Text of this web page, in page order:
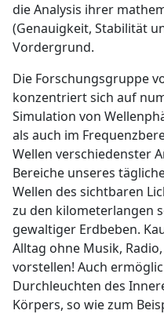
die Analysis ihrer
(Genauigkeit, Stabilität
Vordergrund.
Die Forschungsgruppe
konzentriert sich auf
Simulation von
als auch im
Wellen verschiedenster
Bereiche unseres
Wellen des sichtbaren
zu den kilometerlangen
gewaltiger Erdbeben.
Alltag ohne Musik,
vorstellen! Auch
Durchleuchten des
Körpers, so wie zum